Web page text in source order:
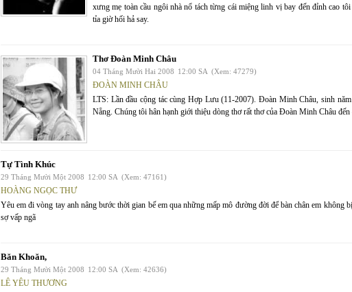
xưng mẹ toàn cầu ngôi nhà nổ tách từng cái miệng linh vị bay đến đỉnh cao
tỉa giờ hối hả say.
Thơ Đoàn Minh Châu
04 Tháng Mười Hai 2008 12:00 SA (Xem: 47279)
ĐOÀN MINH CHÂU
LTS: Lần đầu cộng tác cùng Hợp Lưu (11-2007). Đoàn Minh Châu, sinh
Nẵng. Chúng tôi hân hạnh giới thiệu dòng thơ rất thơ của Đoàn Minh Châu
Tự Tình Khúc
29 Tháng Mười Một 2008 12:00 SA (Xem: 47161)
HOÀNG NGỌC THƯ
Yêu em đi vòng tay anh nâng bước thời gian bế em qua những mấp mô đường đời để bàn chân em không
sợ vấp ngã
Băn Khoăn,
29 Tháng Mười Một 2008 12:00 SA (Xem: 42636)
LÊ YÊU THƯƠNG